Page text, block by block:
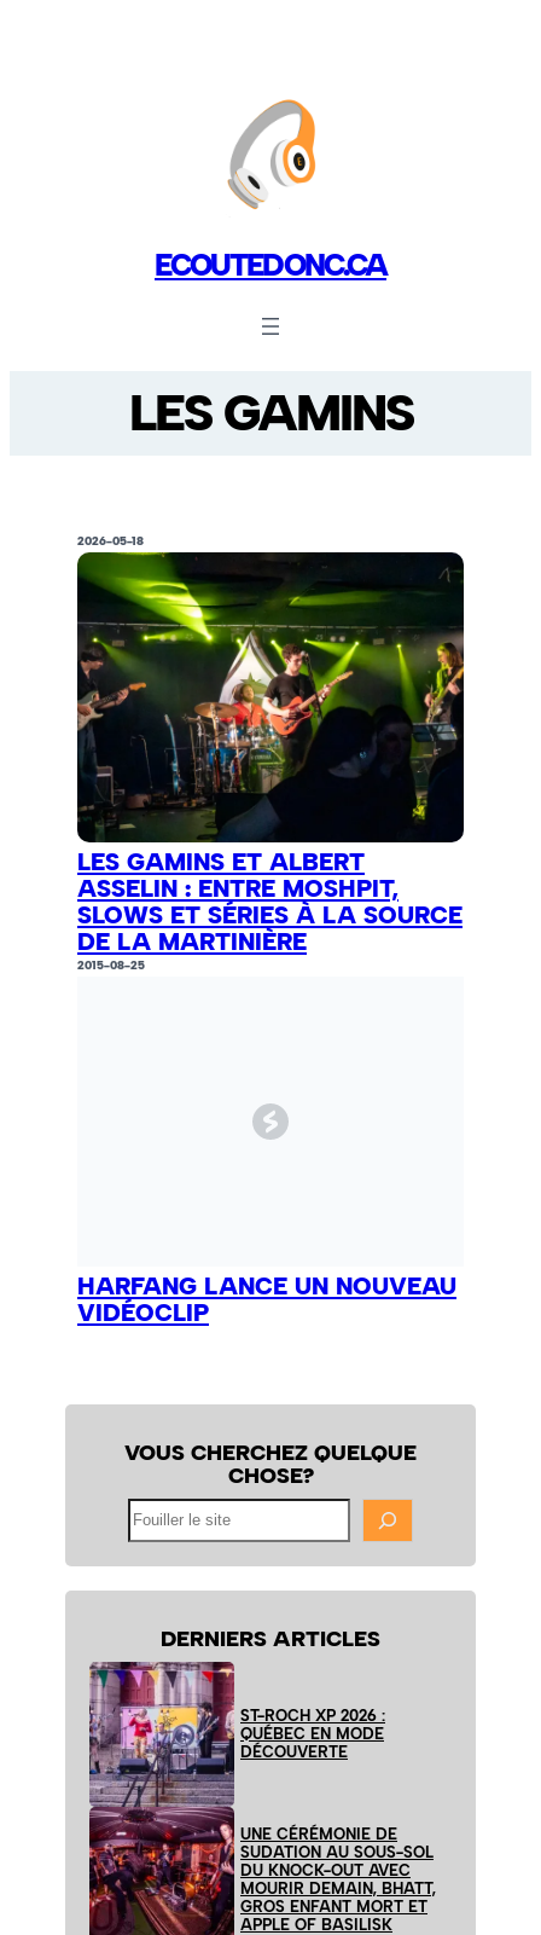
ECOUTEDONC.CA
LES GAMINS
2026-05-18
LES GAMINS ET ALBERT
ASSELIN : ENTRE MOSHPIT,
SLOWS ET SÉRIES À LA SOURCE
DE LA MARTINIÈRE
2015-08-25
HARFANG LANCE UN NOUVEAU
VIDÉOCLIP
VOUS CHERCHEZ QUELQUE
CHOSE?
DERNIERS ARTICLES
ST-ROCH XP 2026 :
QUÉBEC EN MODE
DÉCOUVERTE
UNE CÉRÉMONIE DE
SUDATION AU SOUS-SOL
DU KNOCK-OUT AVEC
MOURIR DEMAIN, BHATT,
GROS ENFANT MORT ET
APPLE OF BASILISK